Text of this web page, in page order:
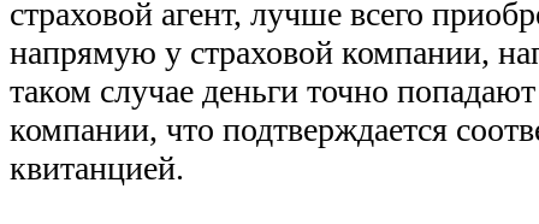
страховой агент, лучше всего
напрямую у страховой компании,
таком случае деньги точно
компании, что подтверждается
квитанцией.